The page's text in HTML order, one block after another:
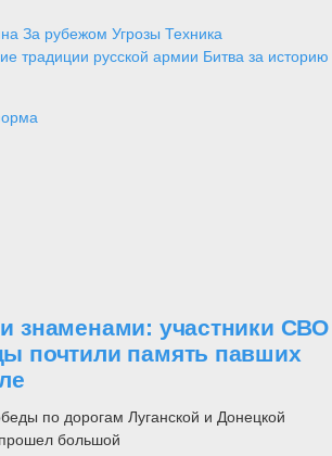
За рубежом Угрозы Техника
традиции русской армии Битва за историю
знаменами: участники СВО
почтили память павших
по дорогам Луганской и Донецкой
большой